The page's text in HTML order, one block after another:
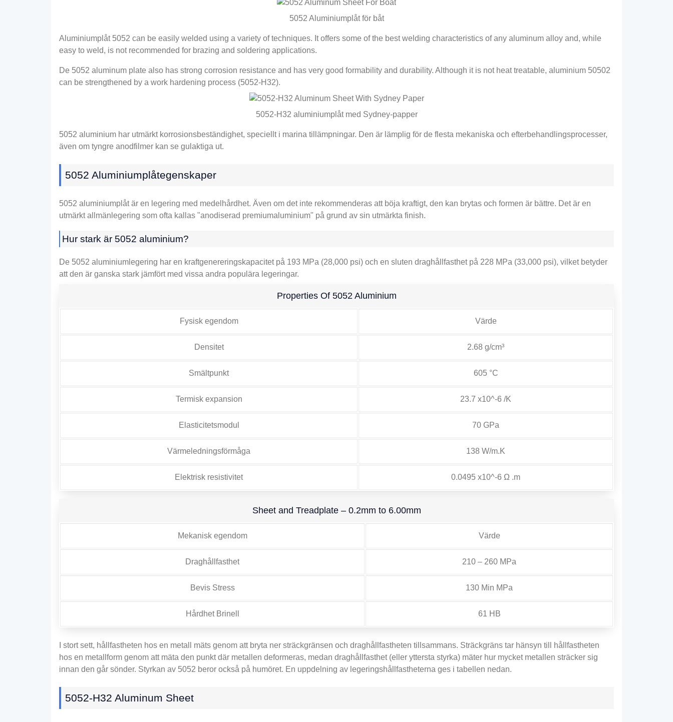
5052 Aluminiumplåt för båt
Aluminiumplåt 5052 can be easily welded using a variety of techniques. It offers some of the best welding characteristics of any aluminum alloy and, while
easy to weld, is not recommended for brazing and soldering applications.
De 5052 aluminum plate also has strong corrosion resistance and has very good formability and durability. Although it is not heat treatable, aluminium 50502
can be strengthened by a work hardening process (5052-H32).
5052-H32 aluminiumplåt med Sydney-papper
5052 aluminium har utmärkt korrosionsbeständighet, speciellt i marina tillämpningar. Den är lämplig för de flesta mekaniska och efterbehandlingsprocesser,
även om tyngre anodfilmer kan se gulaktiga ut.
5052 Aluminiumplåtegenskaper
5052 aluminiumplåt är en legering med medelhårdhet. Även om det inte rekommenderas att böja kraftigt, den kan brytas och formen är bättre. Det är en
utmärkt allmänlegering som ofta kallas "anodiserad premiumaluminium" på grund av sin utmärkta finish.
Hur stark är 5052 aluminium?
De 5052 aluminiumlegering har en kraftgenereringskapacitet på 193 MPa (28,000 psi) och en sluten draghållfasthet på 228 MPa (33,000 psi), vilket betyder
att den är ganska stark jämfört med vissa andra populära legeringar.
Properties Of5052 Aluminium
Fysisk egendom Värde
Densitet 2.68 g/cm³
Smältpunkt 605 °C
Termisk expansion 23.7 x10^-6 /K
Elasticitetsmodul 70 GPa
Värmeledningsförmåga 138 W/m.K
Elektrisk resistivitet 0.0495 x10^-6 Ω .m
Sheet and Treadplate – 0.2mm to 6.00mm
Mekanisk egendom Värde
Draghållfasthet 210 – 260 MPa
Bevis Stress 130 Min MPa
Hårdhet Brinell 61 HB
I stort sett, hållfastheten hos en metall mäts genom att bryta ner sträckgränsen och draghållfastheten tillsammans. Sträckgräns tar hänsyn till hållfastheten
hos en metallform genom att mäta den punkt där metallen deformeras, medan draghållfasthet (eller yttersta styrka) mäter hur mycket metallen sträcker sig
innan den går sönder. Styrkan av 5052 beror också på humöret. En uppdelning av legeringshållfastheterna ges i tabellen nedan.
5052-H32 Aluminum Sheet